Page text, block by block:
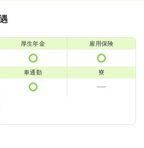
厚生年金 雇用保険
車通勤 寮